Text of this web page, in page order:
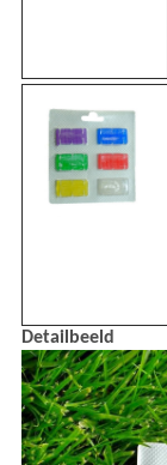
Detailbeeld